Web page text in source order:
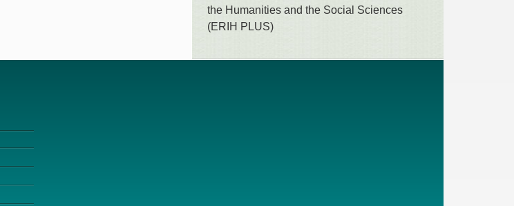
the Humanities and the Social Sciences
(ERIH PLUS)